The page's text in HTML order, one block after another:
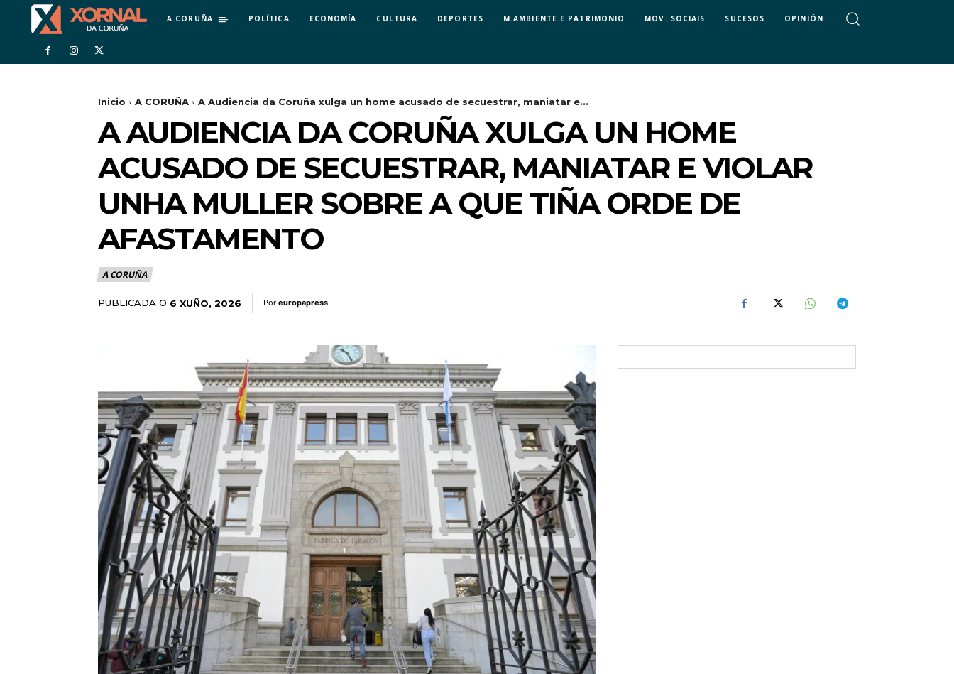
A CORUÑA POLÍTICA ECONOMÍA CULTURA DEPORTES M.AMBIENTE E PATRIMONIO MOV. SOCIAIS SUCESOS OPINIÓN
Inicio A CORUÑA A Audiencia da Coruña xulga un home acusado de secuestrar, maniatar e...
A AUDIENCIA DA CORUÑA XULGA UN HOME
ACUSADO DE SECUESTRAR, MANIATAR E VIOLAR
UNHA MULLER SOBRE A QUE TIÑA ORDE DE
AFASTAMENTO
A CORUÑA
PUBLICADA O 6 XUÑO, 2026 Por europapress